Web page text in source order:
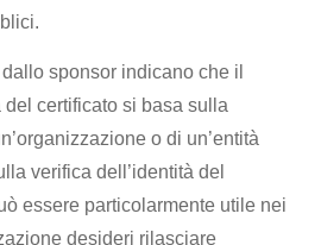
sponsor indicano che il
certificato si basa sulla
o di un’entità
verifica dell’identità del
essere particolarmente utile nei
desideri rilasciare